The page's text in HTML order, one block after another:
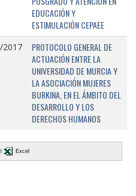
EDUCACIÓN Y
ESTIMULACIÓN CEPAEE
2017
PROTOCOLO GENERAL DE
ACTUACIÓN ENTRE LA
UNIVERSIDAD DE MURCIA Y
LA ASOCIACIÓN MUJERES
BURKINA, EN EL ÁMBITO DEL
DESARROLLO Y LOS
DERECHOS HUMANOS
Excel